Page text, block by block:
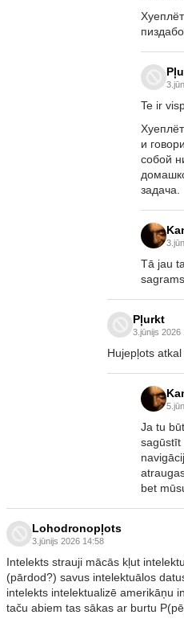
Te ir
и
собой
задача.
Tā jau
Pļurkt
3.jūnijs 2026
Hujepļots
Ja tu
sagūstīt
bet
Lohodronopļots
3.jūnijs 2026 14:58
Intelekts strauji mācās kļut
(pārdod?) savus intelektuālos
intelekts intelektualizē amerikāņu
taču abiem tas sākas ar burtu